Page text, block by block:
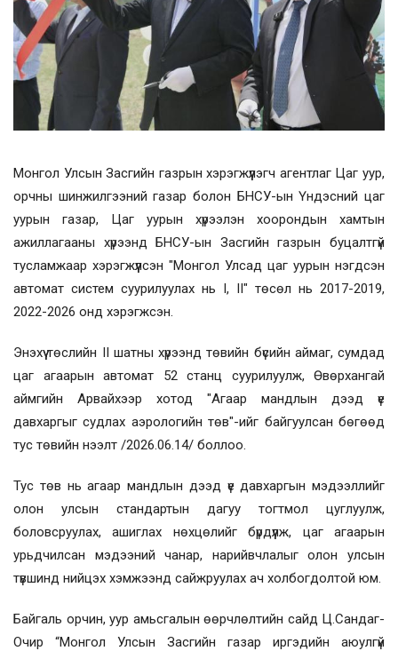
Монгол Улсын Засгийн газрын хэрэгжүүлэгч агентлаг Цаг уур,
орчны шинжилгээний газар болон БНСУ-ын Үндэсний цаг
уурын газар, Цаг уурын хүрээлэн хоорондын хамтын
ажиллагааны хүрээнд БНСУ-ын Засгийн газрын буцалтгүй
тусламжаар хэрэгжүүлсэн "Монгол Улсад цаг уурын нэгдсэн
автомат систем суурилуулах нь I, II" төсөл нь 2017-2019,
2022-2026 онд хэрэгжсэн.
Энэхүү төслийн II шатны хүрээнд төвийн бүсийн аймаг, сумдад
цаг агаарын автомат 52 станц суурилуулж, Өвөрхангай
аймгийн Арвайхээр хотод "Агаар мандлын дээд үе
давхаргыг судлах аэрологийн төв"-ийг байгуулсан бөгөөд
тус төвийн нээлт /2026.06.14/ боллоо.
Тус төв нь агаар мандлын дээд үе давхаргын мэдээллийг
олон улсын стандартын дагуу тогтмол цуглуулж,
боловсруулах, ашиглах нөхцөлийг бүрдүүлж, цаг агаарын
урьдчилсан мэдээний чанар, нарийвчлалыг олон улсын
түвшинд нийцэх хэмжээнд сайжруулах ач холбогдолтой юм.
Байгаль орчин, уур амьсгалын өөрчлөлтийн сайд Ц.Сандаг-
Очир “Монгол Улсын Засгийн газар иргэдийн аюулгүй